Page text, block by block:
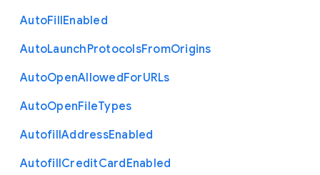
AutoFillEnabled
AutoLaunchProtocolsFromOrigins
AutoOpenAllowedForURLs
AutoOpenFileTypes
AutofillAddressEnabled
AutofillCreditCardEnabled